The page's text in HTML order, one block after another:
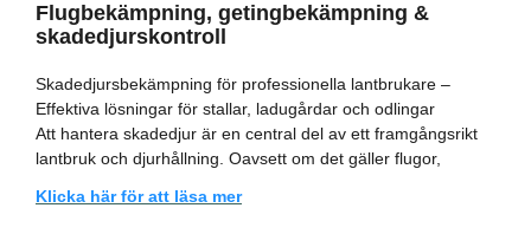
Flugbekämpning, getingbekämpning &
skadedjurskontroll
Skadedjursbekämpning för professionella lantbrukare –
Effektiva lösningar för stallar, ladugårdar och odlingar
Att hantera skadedjur är en central del av ett framgångsrikt
lantbruk och djurhållning. Oavsett om det gäller flugor,
professionella skadedjursprodukter för att upprätthålla en
Klicka här för att läsa mer